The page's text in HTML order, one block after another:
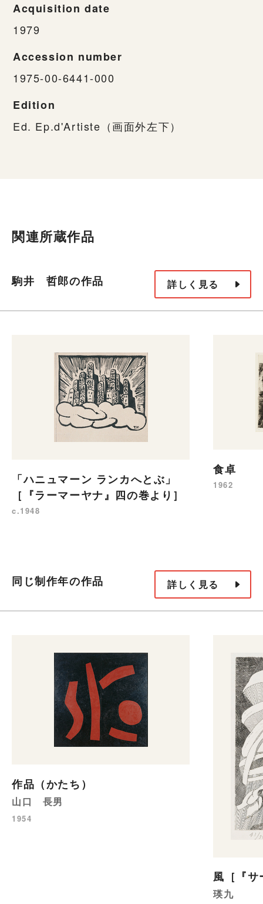
Acquisition date
1979
Accession number
1975-00-6441-000
Edition
Ed. Ep.d'Artiste（画面外左下）
関連所蔵作品
駒井 哲郎の作品 詳しく見る
「ハニュマーン ランカへとぶ」
［『ラーマーヤナ』四の巻より］
c.1948
食卓
1962
同じ制作年の作品 詳しく見る
作品（かたち）
山口 長男
1954
風［『サ
瑛九